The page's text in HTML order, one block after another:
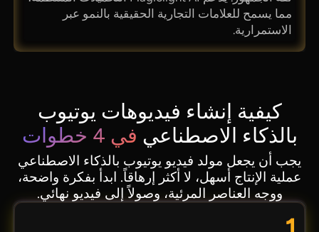
مما يسمح للعلامات التجارية الحقيقية بالنمو عبر
الاستمرارية.
كيفية إنشاء فيديوهات يوتيوب
بالذكاء الاصطناعي في 4 خطوات
يجب أن يجعل مولد فيديو يوتيوب بالذكاء الاصطناعي
عملية الإنتاج أسهل، لا أكثر إرهاقاً. ابدأ بفكرة واضحة،
ووجه العناصر المرئية، وصولاً إلى فيديو نهائي.